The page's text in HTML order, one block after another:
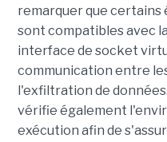
remarquer que
sont compatibles avec
interface de socket
communication entre
l'exfiltration de
vérifie également
exécution afin de